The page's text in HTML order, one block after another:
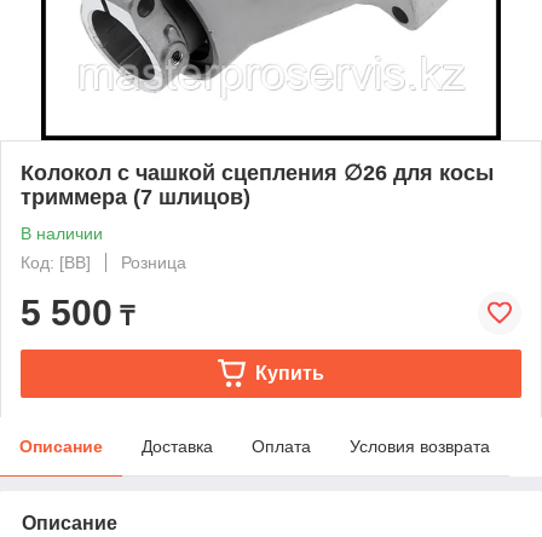
Колокол с чашкой сцепления ∅26 для косы
триммера (7 шлицов)
В наличии
Код: [BB]
Розница
5 500 ₸
Купить
Описание Доставка Оплата Условия возврата
Описание